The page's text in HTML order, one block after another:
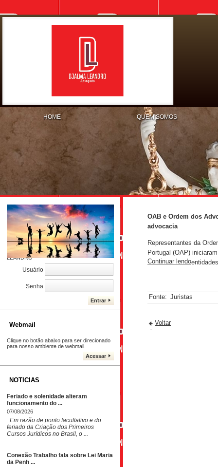
HOME QUEM SOMOS
CONTROLE DE PROCESSOS
Caro Cliente, cadastre seu e-mail, e
acompanhe seu processo. DJALMA
LEANDRO
Usuário
Senha
Entrar
Webmail
Clique no botão abaixo para ser direcionado
para nosso ambiente de webmail.
Acessar
NOTICIAS
Feriado e solenidade alteram
funcionamento do ...
07/08/2026
Em razão de ponto facultativo e do
feriado da Criação dos Primeiros
Cursos Jurídicos no Brasil, o ...
Conexão Trabalho fala sobre Lei Maria
da Penh ...
OAB e Ordem dos
advocacia
Representantes da
Portugal (OAP)
Continuar lendo
Fonte: Juristas
Voltar